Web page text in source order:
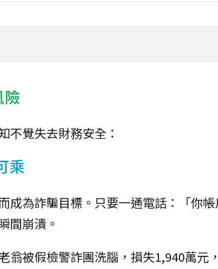
險
不覺失去財務安全：
乘
成為詐騙目標。只要一通電話：「你帳
間崩潰。
翁被假檢警詐團洗腦，損失1,940萬元